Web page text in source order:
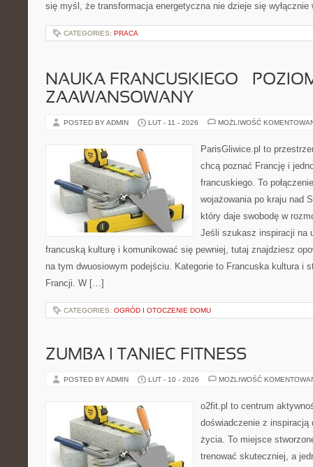
się myśl, że transformacja energetyczna nie dzieje się
CATEGORIES: PRACA
NAUKA FRANCUSKIEGO –
ZAAWANSOWANY
POSTED BY ADMIN LUT - 11 - 2026 MOŻLIWOŚĆ
ParisGliwice.pl to
chcą poznać Francję i
francuskiego. To
wojażowania po kraju nad
który daje swobodę w
Jeśli szukasz inspiracji na
francuską kulturę i komunikować się pewniej, tutaj znajdziesz
na tym dwuosiowym podejściu. Kategorie to Francuska kultura i
Francji. W […]
CATEGORIES: OGRÓD I OTOCZENIE DOMU
ZUMBA I TANIEC FITNESS
POSTED BY ADMIN LUT - 10 - 2026 MOŻLIWOŚĆ
o2fit.pl to centrum
doświadczenie z
życia. To miejsce
trenować skuteczniej, a